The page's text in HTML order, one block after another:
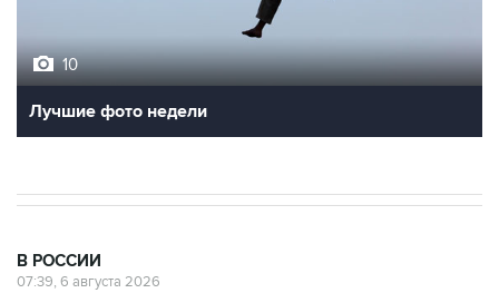
10
Лучшие фото недели
В РОССИИ
07:39, 6 августа 2026